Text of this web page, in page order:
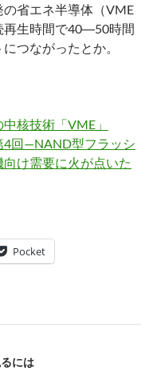
の省エネ半導体（VME
再生時間で40―50時間
つながったとか。
核技術「VME」
4回—NAND型フラッシ
け需要に火が点いた
Pocket
には